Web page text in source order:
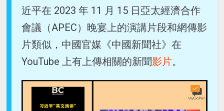
近平在 2023 年 11 月 15 日亞太經濟合作
會議（APEC）晚宴上的演講片段和網傳影
片類似，中國官媒《中國新聞社》在
YouTube 上有上傳相關的新聞影片。